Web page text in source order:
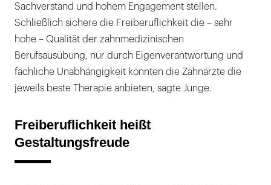
Sachverstand und hohem Engagement stellen.
Schließlich sichere die Freiberuflichkeit die – sehr
hohe – Qualität der zahnmedizinischen
Berufsausübung, nur durch Eigenverantwortung und
fachliche Unabhängigkeit könnten die Zahnärzte die
jeweils beste Therapie anbieten, sagte Junge.
Freiberuflichkeit heißt
Gestaltungsfreude